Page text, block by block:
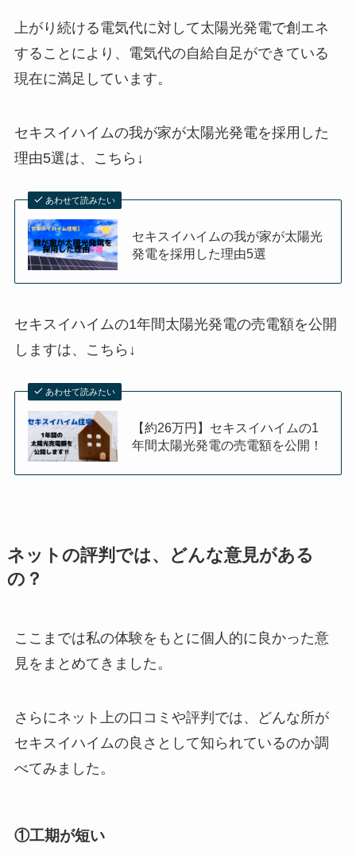
上がり続ける電気代に対して太陽光発電で創エネ
することにより、電気代の自給自足ができている
現在に満足しています。
セキスイハイムの我が家が太陽光発電を採用した
理由5選は、 こちら↓
あわせて読みたい
セキスイハイムの我が家が太陽光
発電を採用した理由5選
セキスイハイムの1年間太陽光発電の売電額を公開
しますは、 こちら↓
あわせて読みたい
【約26万円】セキスイハイムの1
年間太陽光発電の売電額を公開！
ネットの評判では、どんな意見がある
の？
ここまでは私の体験をもとに個人的に良かった意
見をまとめてきました。
さらにネット上の口コミや評判では、どんな所が
セキスイハイムの良さとして知られているのか調
べてみました。
①工期が短い